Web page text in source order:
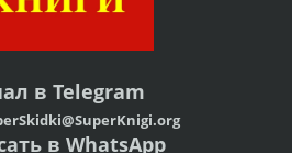
в Telegram
org
в WhatsApp